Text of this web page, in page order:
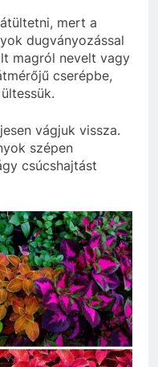
mert a
dugványozással
magról nevelt vagy
cserépbe,
vágjuk vissza.
szépen
csúcshajtást